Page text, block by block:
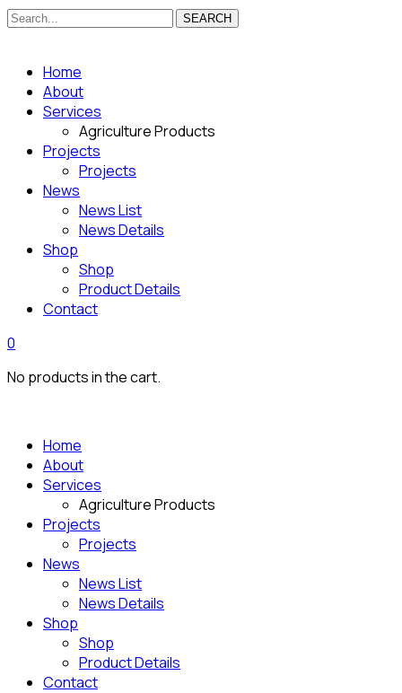
SEARCH
Home
About
Services
Agriculture Products
Projects
Projects
News
News List
News Details
Shop
Shop
Product Details
Contact
0
No products in the cart.
Home
About
Services
Agriculture Products
Projects
Projects
News
News List
News Details
Shop
Shop
Product Details
Contact